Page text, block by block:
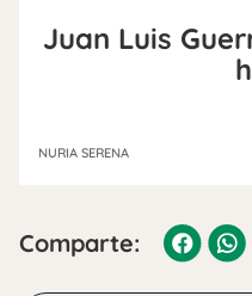
Juan Luis
NURIA SERENA
Comparte: